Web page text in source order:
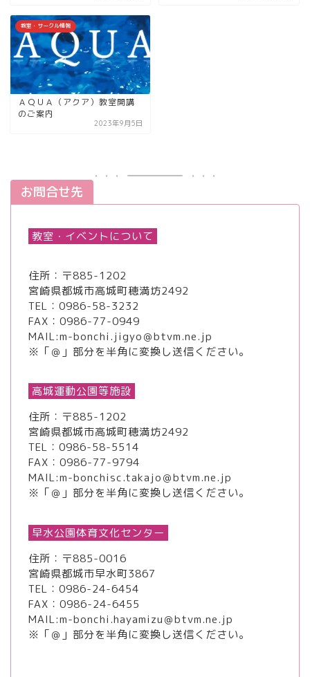
教室・サークル情報
ＡＱＵＡ（アクア）教室開講
のご案内
2023年9月5日
お問合せ先
教室・イベントについて
住所：〒885-1202
宮崎県都城市高城町穂満坊2492
TEL： 0986-58-3232
FAX：0986-77-0949
MAIL:m-bonchi.jigyo＠btvm.ne.jp
※「＠」部分を半角に変換し送信ください。
高城運動公園等施設
住所：〒885-1202
宮崎県都城市高城町穂満坊2492
TEL： 0986-58-5514
FAX：0986-77-9794
MAIL:m-bonchisc.takajo＠btvm.ne.jp
※「＠」部分を半角に変換し送信ください。
早水公園体育文化センター
住所：〒885-0016
宮崎県都城市早水町3867
TEL： 0986-24-6454
FAX：0986-24-6455
MAIL:m-bonchi.hayamizu＠btvm.ne.jp
※「＠」部分を半角に変換し送信ください。